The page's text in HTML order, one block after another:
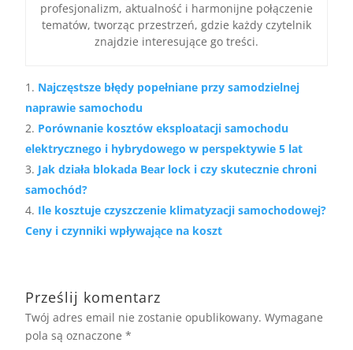
profesjonalizm, aktualność i harmonijne połączenie
tematów, tworząc przestrzeń, gdzie każdy czytelnik
znajdzie interesujące go treści.
Najczęstsze błędy popełniane przy samodzielnej
naprawie samochodu
Porównanie kosztów eksploatacji samochodu
elektrycznego i hybrydowego w perspektywie 5 lat
Jak działa blokada Bear lock i czy skutecznie chroni
samochód?
Ile kosztuje czyszczenie klimatyzacji samochodowej?
Ceny i czynniki wpływające na koszt
Prześlij komentarz
Twój adres email nie zostanie opublikowany. Wymagane
pola są oznaczone*